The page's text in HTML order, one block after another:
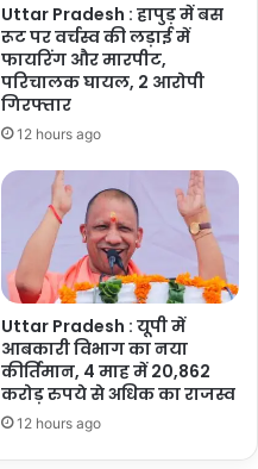
Uttar Pradesh : हापुड़ में बस
रूट पर वर्चस्व की लड़ाई में
फायरिंग और मारपीट,
परिचालक घायल, 2 आरोपी
गिरफ्तार
12 hours ago
Uttar Pradesh : यूपी में
आबकारी विभाग का नया
कीर्तिमान, 4 माह में 20,862
करोड़ रुपये से अधिक का राजस्व
12 hours ago